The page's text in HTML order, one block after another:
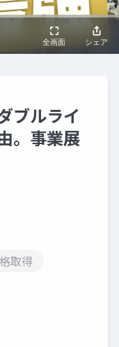
ブルライ
。事業展
取得